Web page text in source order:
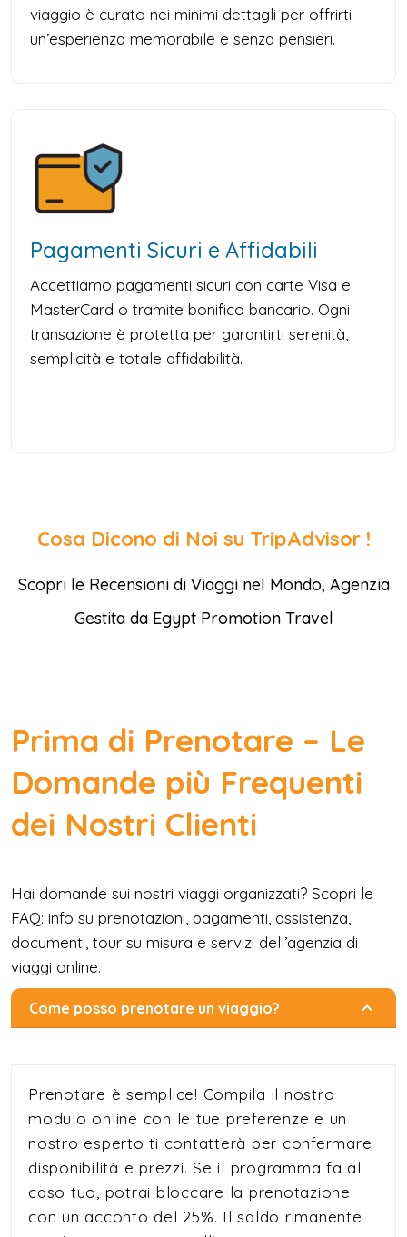
viaggio è curato nei minimi dettagli per offrirti
un’esperienza memorabile e senza pensieri.
Pagamenti Sicuri e Affidabili
Accettiamo pagamenti sicuri con carte Visa e
MasterCard o tramite bonifico bancario. Ogni
transazione è protetta per garantirti serenità,
semplicità e totale affidabilità.
Cosa Dicono di Noi su TripAdvisor !
Scopri le Recensioni di Viaggi nel Mondo, Agenzia
Gestita da Egypt Promotion Travel
Prima di Prenotare – Le
Domande più Frequenti
dei Nostri Clienti
Hai domande sui nostri viaggi organizzati? Scopri le
FAQ: info su prenotazioni, pagamenti, assistenza,
documenti, tour su misura e servizi dell’agenzia di
viaggi online.
Come posso prenotare un viaggio?
Prenotare è semplice! Compila il nostro
modulo online con le tue preferenze e un
nostro esperto ti contatterà per confermare
disponibilità e prezzi. Se il programma fa al
caso tuo, potrai bloccare la prenotazione
con un acconto del 25%. Il saldo rimanente